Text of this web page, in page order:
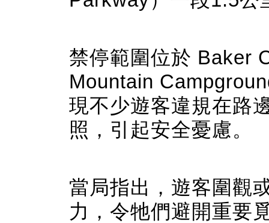
禁停範圍位於 Baker
Mountain
現不少遊客違規在路
照，引起安全憂慮。
當局指出，遊客圍觀
力，令牠們避開重要